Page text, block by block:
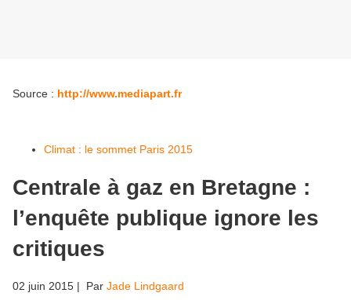
Source : http://www.mediapart.fr
Climat : le sommet Paris 2015
Centrale à gaz en Bretagne :
l’enquête publique ignore les
critiques
02 juin 2015 | Par Jade Lindgaard